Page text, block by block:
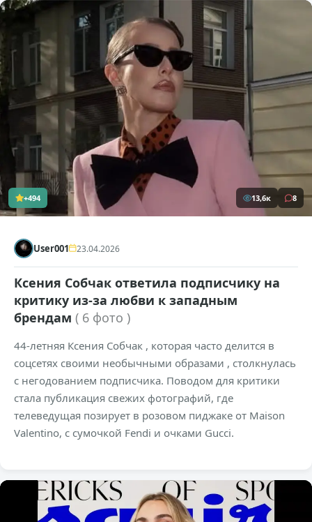
+494 13,6к 8
User001 23.04.2026
Ксения Собчак ответила подписчику на
критику из-за любви к западным
брендам ( 6 фото )
44-летняя Ксения Собчак , которая часто делится в
соцсетях своими необычными образами , столкнулась
с негодованием подписчика. Поводом для критики
стала публикация свежих фотографий, где
телеведущая позирует в розовом пиджаке от Maison
Valentino, с сумочкой Fendi и очками Gucci.